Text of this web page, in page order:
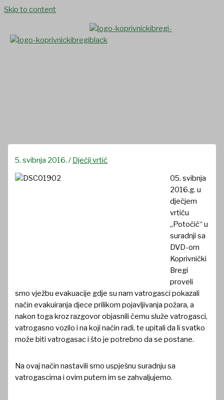
Skip to content
5. svibnja 2016./ Dječji vrtić
05. svibnja
2016.g. u
dječjem
vrtiću
„Potočić“ u
suradnji sa
DVD-om
Koprivnički
Bregi
proveli
smo vježbu evakuacije gdje su nam vatrogasci pokazali
način evakuiranja djece prilikom pojavljivanja požara, a
nakon toga kroz razgovor objasnili čemu služe vatrogasci,
vatrogasno vozilo i na koji način radi, te upitali da li svatko
može biti vatrogasac i što je potrebno da se postane.
Na ovaj način nastavili smo uspješnu suradnju sa
vatrogascima i ovim putem im se zahvaljujemo.